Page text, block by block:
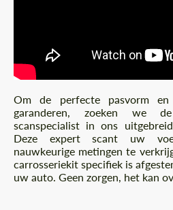
Om de perfecte pasvorm
garanderen, zoeken we
scanspecialist in ons
Deze expert scant uw
nauwkeurige metingen te
carrosseriekit specifiek is
uw auto. Geen zorgen, het kan